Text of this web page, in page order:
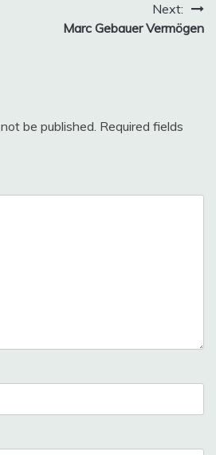
Next:
Marc Gebauer Vermögen
be published. Required fields